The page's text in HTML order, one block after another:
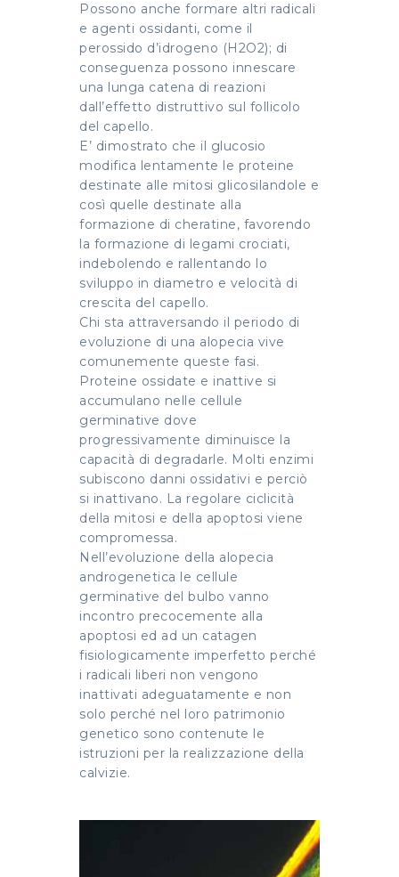
Possono anche formare altri radicali
e agenti ossidanti, come il
perossido d’idrogeno (H2O2); di
conseguenza possono innescare
una lunga catena di reazioni
dall’effetto distruttivo sul follicolo
del capello.
E’ dimostrato che il glucosio
modifica lentamente le proteine
destinate alle mitosi glicosilandole e
così quelle destinate alla
formazione di cheratine, favorendo
la formazione di legami crociati,
indebolendo e rallentando lo
sviluppo in diametro e velocità di
crescita del capello.
Chi sta attraversando il periodo di
evoluzione di una alopecia vive
comunemente queste fasi.
Proteine ossidate e inattive si
accumulano nelle cellule
germinative dove
progressivamente diminuisce la
capacità di degradarle. Molti enzimi
subiscono danni ossidativi e perciò
si inattivano. La regolare ciclicità
della mitosi e della apoptosi viene
compromessa.
Nell’evoluzione della alopecia
androgenetica le cellule
germinative del bulbo vanno
incontro precocemente alla
apoptosi ed ad un catagen
fisiologicamente imperfetto perché
i radicali liberi non vengono
inattivati adeguatamente e non
solo perché nel loro patrimonio
genetico sono contenute le
istruzioni per la realizzazione della
calvizie.